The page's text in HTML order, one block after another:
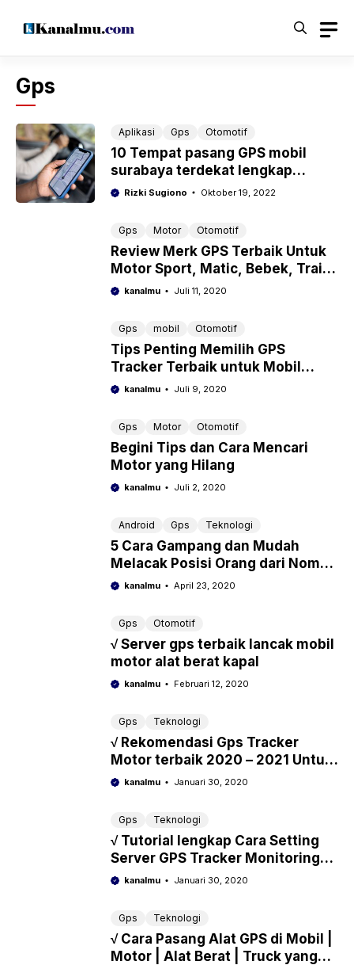
Gps
Aplikasi Gps Otomotif
10 Tempat pasang GPS mobil
surabaya terdekat lengkap
nomor telepon
Rizki Sugiono Oktober 19, 2022
Gps Motor Otomotif
Review Merk GPS Terbaik Untuk
Motor Sport, Matic, Bebek, Trail
dari Honda, Yamaha, Suzuki,
kanalmu Juli 11, 2020
Gps mobil Otomotif
Tips Penting Memilih GPS
Tracker Terbaik untuk Mobil
Kesayangan Kamu
kanalmu Juli 9, 2020
Gps Motor Otomotif
Begini Tips dan Cara Mencari
Motor yang Hilang
kanalmu Juli 2, 2020
Android Gps Teknologi
5 Cara Gampang dan Mudah
Melacak Posisi Orang dari Nomor
HP Tanpa Ribet
kanalmu April 23, 2020
Gps Otomotif
√ Server gps terbaik lancak mobil
motor alat berat kapal
kanalmu Februari 12, 2020
Gps Teknologi
√ Rekomendasi Gps Tracker
Motor terbaik 2020 – 2021 Untuk
Melacak Posisi Dan Pencurian
kanalmu Januari 30, 2020
Gps Teknologi
√ Tutorial lengkap Cara Setting
Server GPS Tracker Monitoring
Kendaraan
kanalmu Januari 30, 2020
Gps Teknologi
√ Cara Pasang Alat GPS di Mobil |
Motor | Alat Berat | Truck yang